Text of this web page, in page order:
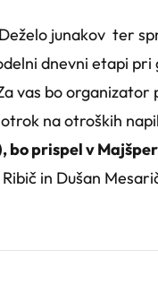
junakov ter
dnevni etapi pri
vas bo organizator
na otroških
bo prispel v
in Dušan